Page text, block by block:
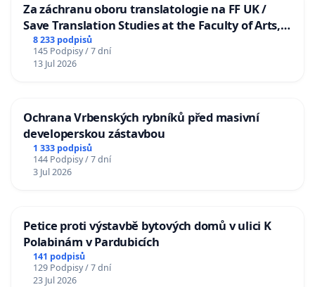
Za záchranu oboru translatologie na FF UK /
Save Translation Studies at the Faculty of Arts,
Charles University
8 233 podpisů
145 Podpisy / 7 dní
13 Jul 2026
Ochrana Vrbenských rybníků před masivní
developerskou zástavbou
1 333 podpisů
144 Podpisy / 7 dní
3 Jul 2026
Petice proti výstavbě bytových domů v ulici K
Polabinám v Pardubicích
141 podpisů
129 Podpisy / 7 dní
23 Jul 2026